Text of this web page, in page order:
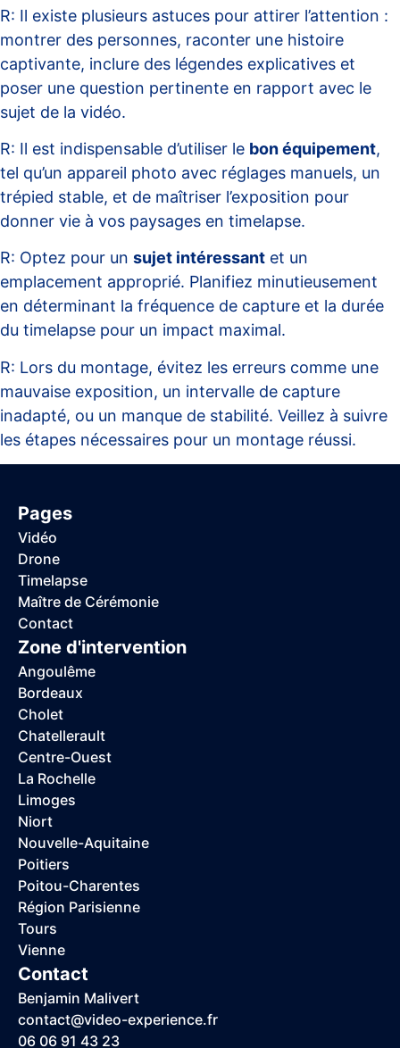
R: Il existe plusieurs astuces pour attirer l’attention :
montrer des personnes, raconter une histoire
captivante, inclure des légendes explicatives et
poser une question pertinente en rapport avec le
sujet de la vidéo.
R: Il est indispensable d’utiliser le bon équipement,
tel qu’un appareil photo avec réglages manuels, un
trépied stable, et de maîtriser l’exposition pour
donner vie à vos paysages en timelapse.
R: Optez pour un sujet intéressant et un
emplacement approprié. Planifiez minutieusement
en déterminant la fréquence de capture et la durée
du timelapse pour un impact maximal.
R: Lors du montage, évitez les erreurs comme une
mauvaise exposition, un intervalle de capture
inadapté, ou un manque de stabilité. Veillez à suivre
les étapes nécessaires pour un montage réussi.
Pages
Vidéo
Drone
Timelapse
Maître de Cérémonie
Contact
Zone d'intervention
Angoulême
Bordeaux
Cholet
Chatellerault
Centre-Ouest
La Rochelle
Limoges
Niort
Nouvelle-Aquitaine
Poitiers
Poitou-Charentes
Région Parisienne
Tours
Vienne
Contact
Benjamin Malivert
contact@video-experience.fr
06 06 91 43 23